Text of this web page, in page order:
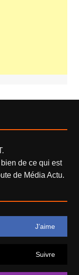
de ce qui est
de Média Actu.
J’aime
Suivre